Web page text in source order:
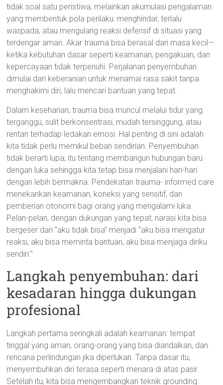
tidak soal satu peristiwa, melainkan akumulasi pengalaman
yang membentuk pola perilaku: menghindar, terlalu
waspada, atau mengulang reaksi defensif di situasi yang
terdengar aman. Akar trauma bisa berasal dari masa kecil—
ketika kebutuhan dasar seperti keamanan, pengakuan, dan
kepercayaan tidak terpenuhi. Perjalanan penyembuhan
dimulai dari keberanian untuk menamai rasa sakit tanpa
menghakimi diri, lalu mencari bantuan yang tepat.
Dalam keseharian, trauma bisa muncul melalui tidur yang
terganggu, sulit berkonsentrasi, mudah tersinggung, atau
rentan terhadap ledakan emosi. Hal penting di sini adalah
kita tidak perlu memikul beban sendirian. Penyembuhan
tidak berarti lupa; itu tentang membangun hubungan baru
dengan luka sehingga kita tetap bisa menjalani hari-hari
dengan lebih bermakna. Pendekatan trauma- informed care
menekankan keamanan, koneksi yang sensitif, dan
pemberian otonomi bagi orang yang mengalami luka.
Pelan-pelan, dengan dukungan yang tepat, narasi kita bisa
bergeser dari “aku tidak bisa” menjadi “aku bisa mengatur
reaksi, aku bisa meminta bantuan, aku bisa menjaga diriku
sendiri.”
Langkah penyembuhan: dari
kesadaran hingga dukungan
profesional
Langkah pertama seringkali adalah keamanan: tempat
tinggal yang aman, orang-orang yang bisa diandalkan, dan
rencana perlindungan jika diperlukan. Tanpa dasar itu,
menyembuhkan diri terasa seperti menara di atas pasir.
Setelah itu, kita bisa mengembangkan teknik grounding: